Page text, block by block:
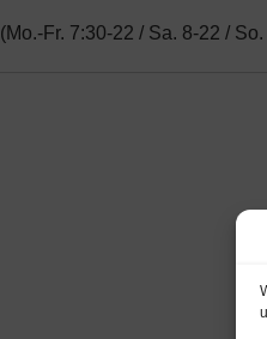
(Mo.-Fr. 7:30-22 / Sa. 8-22 /